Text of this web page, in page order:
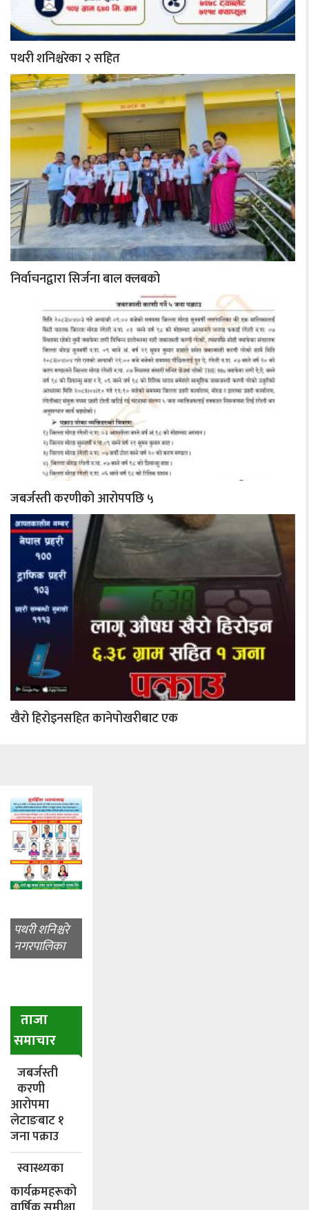
पथरी शनिश्चरेका २ सहित
निर्वाचनद्वारा सिर्जना बाल क्लबको
जबर्जस्ती करणीको आरोपपछि ५
खैरो हिरोइनसहित कानेपोखरीबाट एक
पथरी शनिश्चरे
नगरपालिका
ताजा
समाचार
जबर्जस्ती
करणी
आरोपमा
लेटाङबाट १
जना पक्राउ
स्वास्थ्यका
कार्यक्रमहरूको